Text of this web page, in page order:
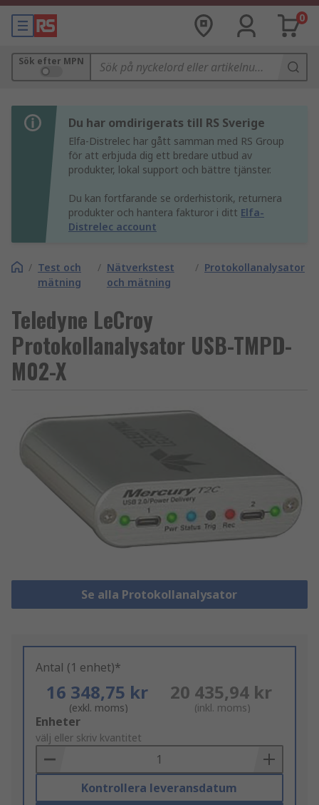
0
Sök efter MPN
Du har omdirigerats till RS Sverige
Elfa-Distrelec har gått samman med RS Group
för att erbjuda dig ett bredare utbud av
produkter, lokal support och bättre tjänster.
Du kan fortfarande se orderhistorik, returnera
produkter och hantera fakturor i ditt Elfa-
Distrelec account
/ Test och
mätning
/ Nätverkstest
och mätning
/ Protokollanalysator
Teledyne LeCroy
Protokollanalysator USB-TMPD-
M02-X
Se alla Protokollanalysator
Antal (1 enhet)*
16 348,75 kr
(exkl. moms)
20 435,94 kr
(inkl. moms)
Add
to
Basket
Enheter
välj eller skriv kvantitet
Kontrollera leveransdatum